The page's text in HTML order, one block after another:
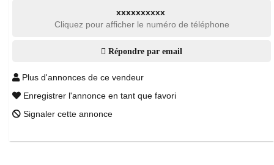
xxxxxxxxxx
Cliquez pour afficher le numéro de téléphone
Répondre par email
Plus d'annonces de ce vendeur
Enregistrer l'annonce en tant que favori
Signaler cette annonce